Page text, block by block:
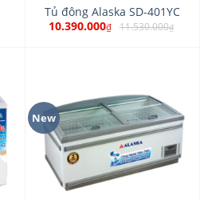
Tủ đông Alaska SD-401YC
10.390.000₫ 11.530.000₫
New